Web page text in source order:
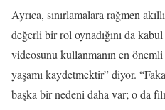
Ayrıca, sınırlamalara rağmen
değerli bir rol oynadığını da
videosunu kullanmanın en
yaşamı kaydetmektir” diyor.
başka bir nedeni daha var; o da